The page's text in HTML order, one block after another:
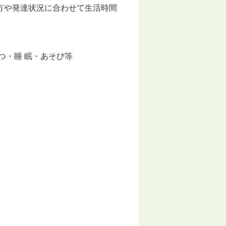
や発達状況に合わせて生活時間
・睡 眠・あそび等